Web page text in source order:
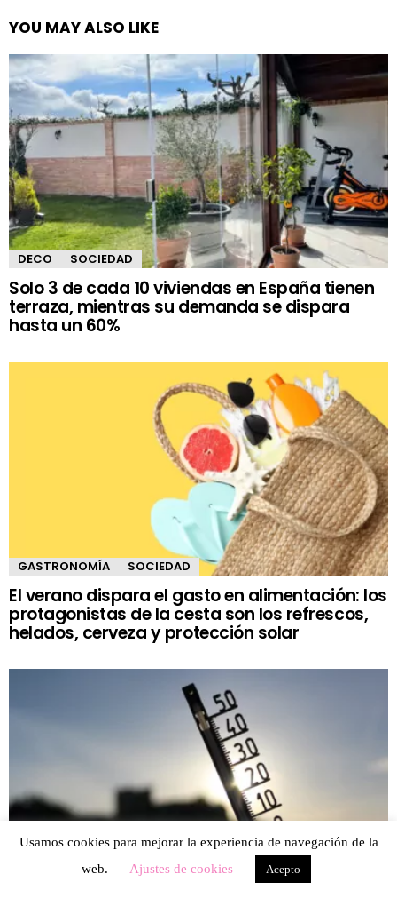
YOU MAY ALSO LIKE
DECO SOCIEDAD
Solo 3 de cada 10 viviendas en España tienen
terraza, mientras su demanda se dispara
hasta un 60%
GASTRONOMÍA SOCIEDAD
El verano dispara el gasto en alimentación: los
protagonistas de la cesta son los refrescos,
helados, cerveza y protección solar
SOCIEDAD
Usamos cookies para mejorar la experiencia de navegación de la
web.
Ajustes de cookies Acepto